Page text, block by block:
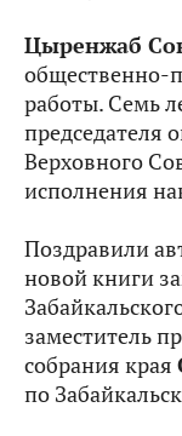
Цыренжаб
общественно-
работы. Семь
председателя
Верховного
исполнения
Поздравили
новой книги
заместитель
собрания края
по